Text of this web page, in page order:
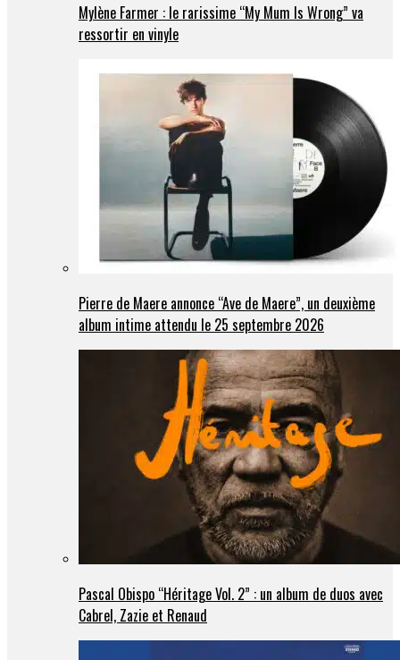
Mylène Farmer : le rarissime “My Mum Is Wrong” va
ressortir en vinyle
Pierre de Maere annonce “Ave de Maere”, un deuxième
album intime attendu le 25 septembre 2026
Pascal Obispo “Héritage Vol. 2” : un album de duos avec
Cabrel, Zazie et Renaud